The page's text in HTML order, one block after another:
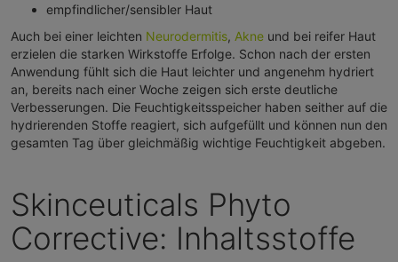
empfindlicher/sensibler Haut
Auch bei einer leichten Neurodermitis, Akne und bei reifer Haut
erzielen die starken Wirkstoffe Erfolge. Schon nach der ersten
Anwendung fühlt sich die Haut leichter und angenehm hydriert
an, bereits nach einer Woche zeigen sich erste deutliche
Verbesserungen. Die Feuchtigkeitsspeicher haben seither auf die
hydrierenden Stoffe reagiert, sich aufgefüllt und können nun den
gesamten Tag über gleichmäßig wichtige Feuchtigkeit abgeben.
Skinceuticals Phyto
Corrective: Inhaltsstoffe